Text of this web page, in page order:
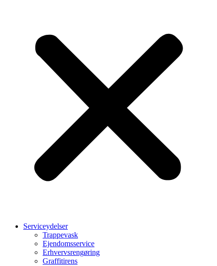
Serviceydelser
Trappevask
Ejendomsservice
Erhvervsrengøring
Graffitirens